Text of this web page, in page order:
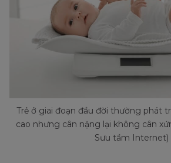
Trẻ ở giai đoạn đầu đời thường phát
cao nhưng cân nặng lại không cân
Sưu tầm Internet)